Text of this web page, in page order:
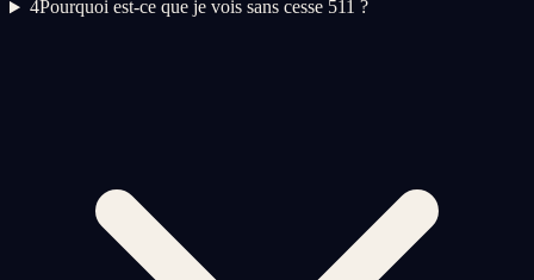
4Pourquoi est-ce que je vois sans cesse 511 ?